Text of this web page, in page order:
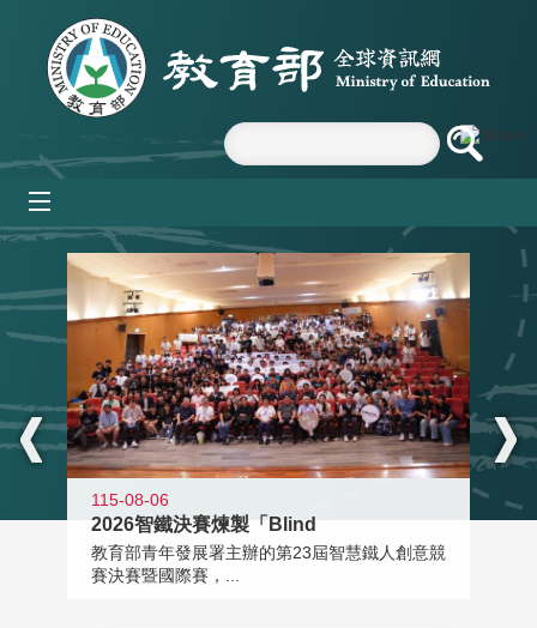
跳到主要內容區塊
:::
115-08-06
2026智鐵決賽煉製「Blind
教育部青年發展署主辦的第23屆智慧鐵人創意競
賽決賽暨國際賽，...